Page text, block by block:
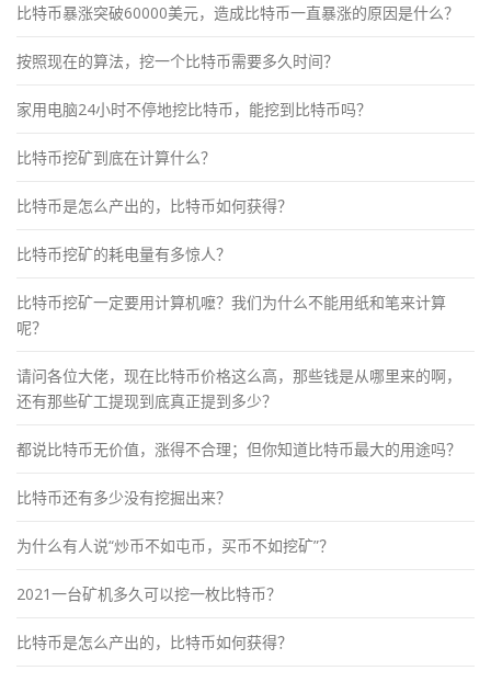
比特币暴涨突破60000美元，造成比特币一直暴涨的原因是什么？
按照现在的算法，挖一个比特币需要多久时间？
家用电脑24小时不停地挖比特币，能挖到比特币吗？
比特币挖矿到底在计算什么？
比特币是怎么产出的，比特币如何获得？
比特币挖矿的耗电量有多惊人？
比特币挖矿一定要用计算机嚒？我们为什么不能用纸和笔来计算
呢？
请问各位大佬，现在比特币价格这么高，那些钱是从哪里来的啊，
还有那些矿工提现到底真正提到多少？
都说比特币无价值，涨得不合理；但你知道比特币最大的用途吗？
比特币还有多少没有挖掘出来？
为什么有人说“炒币不如屯币，买币不如挖矿”？
2021一台矿机多久可以挖一枚比特币？
比特币是怎么产出的，比特币如何获得？